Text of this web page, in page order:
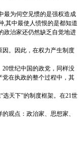
为伺空见惯的是强权造成
,其中最使人愤恨的是都知道
政治家还仍然缺乏自觉地进
。因此，在权力产生制度
世纪中国的政党，同样没
在执政的整个过程中，其
天下”的制度框架。在21世
观点：政治家、思想家、